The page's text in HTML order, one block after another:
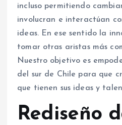
incluso permitiendo
involucran e interactúan
ideas. En ese sentido la
tomar otras aristas más
Nuestro objetivo es
del sur de Chile para que
que tienen sus ideas y
Rediseño